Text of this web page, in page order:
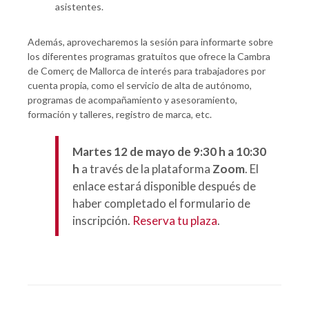
asistentes.
Además, aprovecharemos la sesión para informarte sobre
los diferentes programas gratuitos que ofrece la Cambra
de Comerç de Mallorca de interés para trabajadores por
cuenta propia, como el servicio de alta de autónomo,
programas de acompañamiento y asesoramiento,
formación y talleres, registro de marca, etc.
Martes 12 de mayo de 9:30 h a 10:30
h a través de la plataforma Zoom. El
enlace estará disponible después de
haber completado el formulario de
inscripción. Reserva tu plaza.